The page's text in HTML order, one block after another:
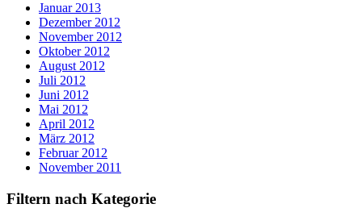
Januar 2013
Dezember 2012
November 2012
Oktober 2012
August 2012
Juli 2012
Juni 2012
Mai 2012
April 2012
März 2012
Februar 2012
November 2011
Filtern nach Kategorie